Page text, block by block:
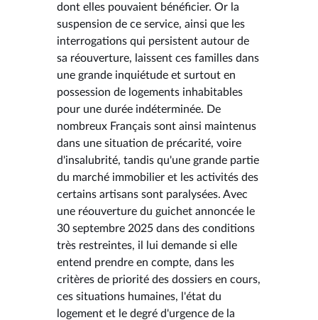
dont elles pouvaient bénéficier. Or la
suspension de ce service, ainsi que les
interrogations qui persistent autour de
sa réouverture, laissent ces familles dans
une grande inquiétude et surtout en
possession de logements inhabitables
pour une durée indéterminée. De
nombreux Français sont ainsi maintenus
dans une situation de précarité, voire
d'insalubrité, tandis qu'une grande partie
du marché immobilier et les activités des
certains artisans sont paralysées. Avec
une réouverture du guichet annoncée le
30 septembre 2025 dans des conditions
très restreintes, il lui demande si elle
entend prendre en compte, dans les
critères de priorité des dossiers en cours,
ces situations humaines, l'état du
logement et le degré d'urgence de la